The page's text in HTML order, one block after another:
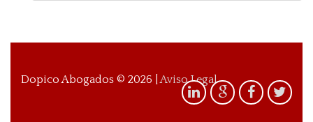
Dopico Abogados © 2026 |Aviso Legal